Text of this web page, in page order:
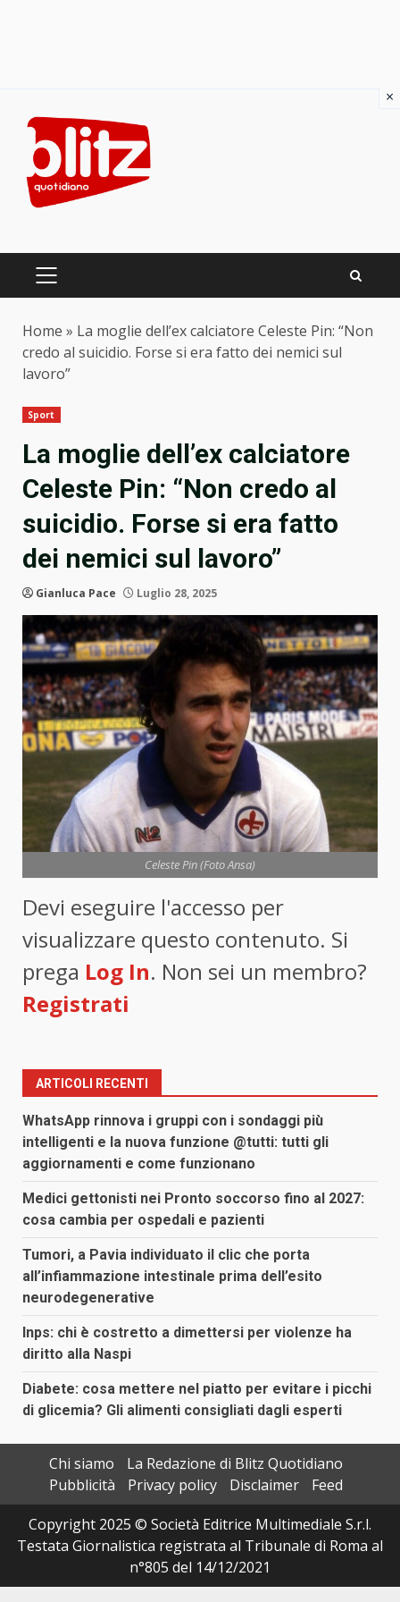
content
PRIMARY
Home » La moglie dell’ex calciatore Celeste Pin: “Non
credo al suicidio. Forse si era fatto dei nemici sul
lavoro”
Sport
La moglie dell’ex calciatore
Celeste Pin: “Non credo al
suicidio. Forse si era fatto
dei nemici sul lavoro”
Gianluca Pace Luglio 28, 2025
Celeste Pin (Foto Ansa)
Devi eseguire l'accesso per
visualizzare questo contenuto. Si
prega Log In. Non sei un membro?
Registrati
ARTICOLI RECENTI
WhatsApp rinnova i gruppi con i sondaggi più
intelligenti e la nuova funzione @tutti: tutti gli
aggiornamenti e come funzionano
Medici gettonisti nei Pronto soccorso fino al 2027:
cosa cambia per ospedali e pazienti
Tumori, a Pavia individuato il clic che porta
all’infiammazione intestinale prima dell’esito
neurodegenerative
Inps: chi è costretto a dimettersi per violenze ha
diritto alla Naspi
Diabete: cosa mettere nel piatto per evitare i picchi
di glicemia? Gli alimenti consigliati dagli esperti
Chi siamo
La Redazione di Blitz Quotidiano
Pubblicità
Privacy policy Disclaimer
Feed
Copyright 2025 © Società Editrice Multimediale S.r.l.
Testata Giornalistica registrata al Tribunale di Roma al
n°805 del 14/12/2021
×